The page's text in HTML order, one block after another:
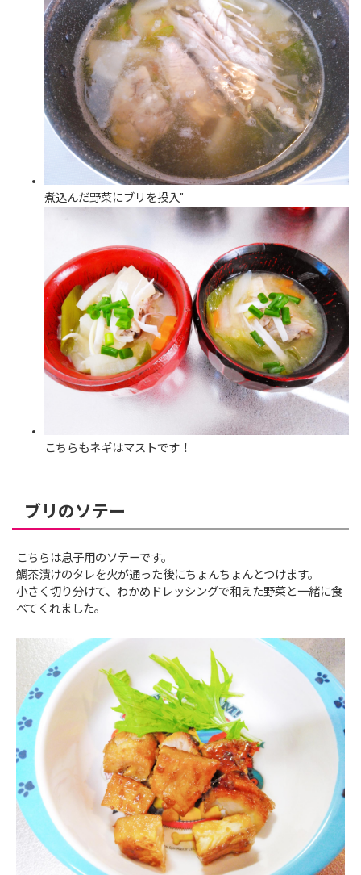
煮込んだ野菜にブリを投入"
こちらもネギはマストです！
ブリのソテー
こちらは息子用のソテーです。
鯛茶漬けのタレを火が通った後にちょんちょんとつけます。
小さく切り分けて、わかめドレッシングで和えた野菜と一緒に食
べてくれました。